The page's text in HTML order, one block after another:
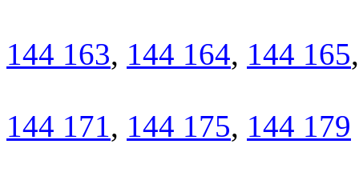
144 163, 144 164, 144 165
144 171, 144 175, 144 179